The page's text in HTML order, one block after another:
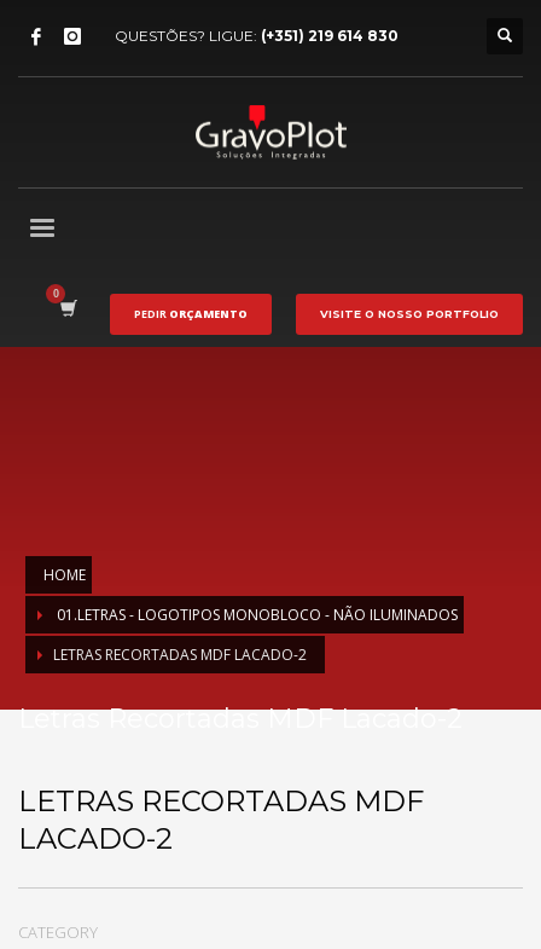
QUESTÕES? LIGUE: (+351) 219 614 830
PEDIR ORÇAMENTO VISITE O NOSSO PORTFOLIO
HOME
01.LETRAS - LOGOTIPOS MONOBLOCO - NÃO ILUMINADOS
LETRAS RECORTADAS MDF LACADO-2
Letras Recortadas MDF Lacado-2
LETRAS RECORTADAS MDF
LACADO-2
CATEGORY